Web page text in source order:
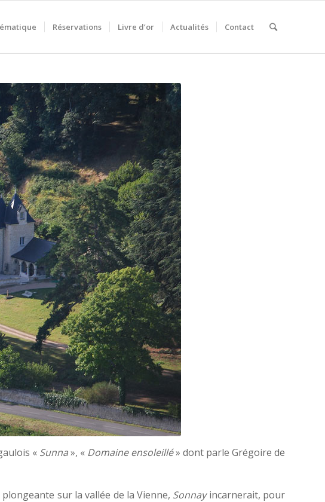
Réservations Livre d’or Actualités Contact
« Sunna», « Domaine ensoleillé» dont parle Grégoire de
sur la vallée de la Vienne, Sonnayincarnerait, pour